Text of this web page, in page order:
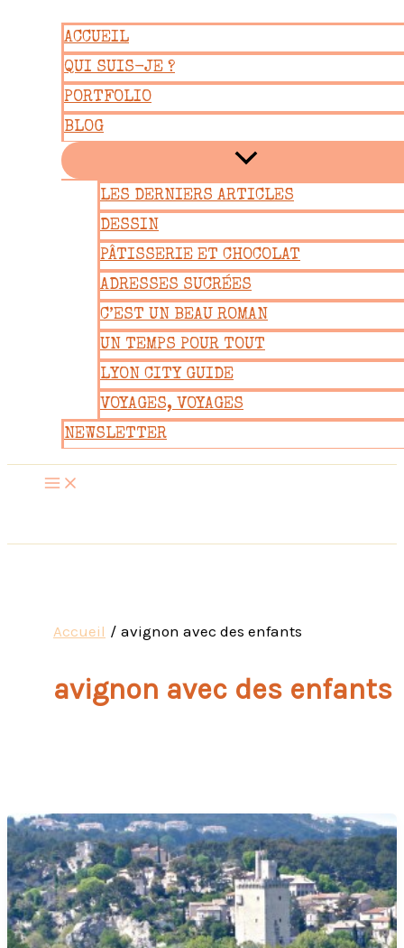
contenu
ACCUEIL
QUI SUIS-JE ?
PORTFOLIO
BLOG
LES DERNIERS ARTICLES
DESSIN
PÂTISSERIE ET CHOCOLAT
ADRESSES SUCRÉES
C’EST UN BEAU ROMAN
UN TEMPS POUR TOUT
LYON CITY GUIDE
VOYAGES, VOYAGES
NEWSLETTER
Accueil avignon avec des enfants
avignon avec des enfants